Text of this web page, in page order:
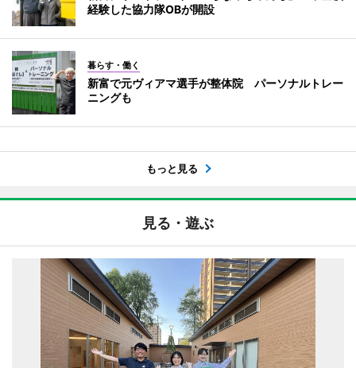
経験した協力隊OBが開設
暮らす・働く
新富で元ヴィアマ選手が整体院 パーソナルトレー
ニングも
もっと見る
見る・遊ぶ